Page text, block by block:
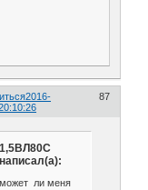
87
2016-
1,5ВЛ80С
написал(а):
может ли меня